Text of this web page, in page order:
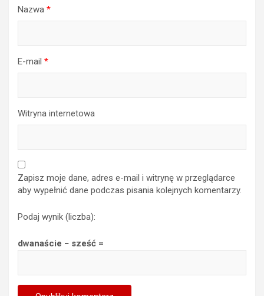
Nazwa *
E-mail *
Witryna internetowa
Zapisz moje dane, adres e-mail i witrynę w przeglądarce
aby wypełnić dane podczas pisania kolejnych komentarzy.
Podaj wynik (liczba):
dwanaście − sześć =